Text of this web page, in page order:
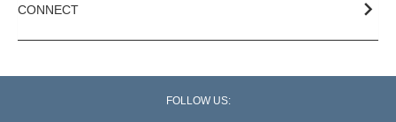
CONNECT
FOLLOW US: